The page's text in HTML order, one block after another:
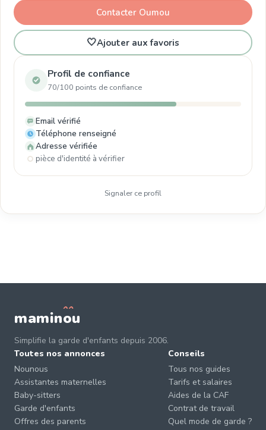
Contacter Oumou
🤍Ajouter aux favoris
Profil de confiance
70/100 points de confiance
Email vérifié
Téléphone renseigné
Adresse vérifiée
pièce d'identité à vérifier
Signaler ce profil
maminou
Simplifie la garde d'enfants depuis 2006.
Toutes nos annonces
Nounous
Assistantes maternelles
Baby-sitters
Garde d'enfants
Offres des parents
Conseils
Tous nos guides
Tarifs et salaires
Aides de la CAF
Contrat de travail
Quel mode de garde ?